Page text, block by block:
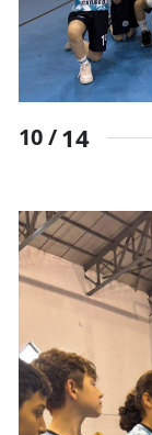
10 /14